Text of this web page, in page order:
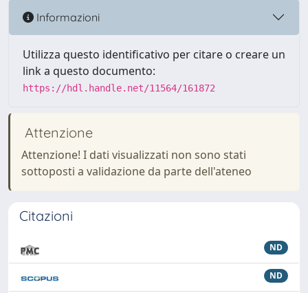
Informazioni
Utilizza questo identificativo per citare o creare un
link a questo documento:
https://hdl.handle.net/11564/161872
Attenzione
Attenzione! I dati visualizzati non sono stati
sottoposti a validazione da parte dell'ateneo
Citazioni
ND
ND